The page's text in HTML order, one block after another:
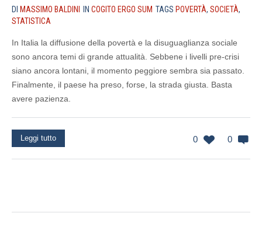
DI MASSIMO BALDINI IN COGITO ERGO SUM TAGS POVERTÀ, SOCIETÀ,
STATISTICA
In Italia la diffusione della povertà e la disuguaglianza sociale
sono ancora temi di grande attualità. Sebbene i livelli pre-crisi
siano ancora lontani, il momento peggiore sembra sia passato.
Finalmente, il paese ha preso, forse, la strada giusta. Basta
avere pazienza.
0 0
Leggi tutto